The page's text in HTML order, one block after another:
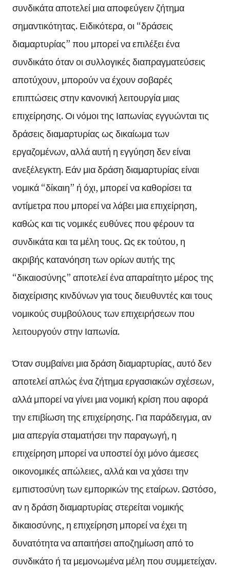
συνδικάτα αποτελεί μια αποφεύγειν ζήτημα
σημαντικότητας. Ειδικότερα, οι “δράσεις
διαμαρτυρίας” που μπορεί να επιλέξει ένα
συνδικάτο όταν οι συλλογικές διαπραγματεύσεις
αποτύχουν, μπορούν να έχουν σοβαρές
επιπτώσεις στην κανονική λειτουργία μιας
επιχείρησης. Οι νόμοι της Ιαπωνίας εγγυώνται τις
δράσεις διαμαρτυρίας ως δικαίωμα των
εργαζομένων, αλλά αυτή η εγγύηση δεν είναι
ανεξέλεγκτη. Εάν μια δράση διαμαρτυρίας είναι
νομικά “δίκαιη” ή όχι, μπορεί να καθορίσει τα
αντίμετρα που μπορεί να λάβει μια επιχείρηση,
καθώς και τις νομικές ευθύνες που φέρουν τα
συνδικάτα και τα μέλη τους. Ως εκ τούτου, η
ακριβής κατανόηση των ορίων αυτής της
“δικαιοσύνης” αποτελεί ένα απαραίτητο μέρος της
διαχείρισης κινδύνων για τους διευθυντές και τους
νομικούς συμβούλους των επιχειρήσεων που
λειτουργούν στην Ιαπωνία.
Όταν συμβαίνει μια δράση διαμαρτυρίας, αυτό δεν
αποτελεί απλώς ένα ζήτημα εργασιακών σχέσεων,
αλλά μπορεί να γίνει μια νομική κρίση που αφορά
την επιβίωση της επιχείρησης. Για παράδειγμα, αν
μια απεργία σταματήσει την παραγωγή, η
επιχείρηση μπορεί να υποστεί όχι μόνο άμεσες
οικονομικές απώλειες, αλλά και να χάσει την
εμπιστοσύνη των εμπορικών της εταίρων. Ωστόσο,
αν η δράση διαμαρτυρίας στερείται νομικής
δικαιοσύνης, η επιχείρηση μπορεί να έχει τη
δυνατότητα να απαιτήσει αποζημίωση από το
συνδικάτο ή τα μεμονωμένα μέλη που συμμετείχαν.